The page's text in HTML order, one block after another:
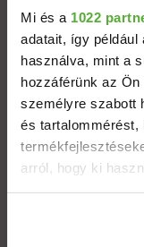
Mi és a 1022
adatait, így például
használva, mint a
hozzáférünk az
személyre szabott
és tartalommérést,
arról, hogy ki
Ingatlanok
Eladó házak
Eladó lakások
Települések